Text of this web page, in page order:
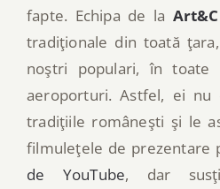
fapte. Echipa de la
tradiţionale din toată
noştri populari, în toate
aeroporturi. Astfel, ei nu
tradiţiile româneşti şi le
filmuleţele de prezentare
de YouTube, dar